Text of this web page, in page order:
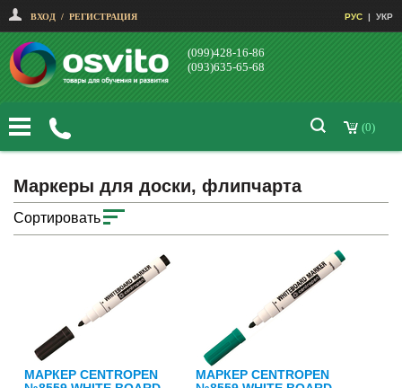
ВХОД / РЕГИСТРАЦИЯ РУС | УКР
(099)428-16-86
(093)635-65-68
(0)
Маркеры для доски, флипчарта
Сортировать
МАРКЕР CENTROPEN
МАРКЕР CENTROPEN